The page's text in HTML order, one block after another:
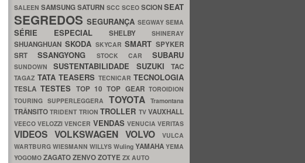
SALEENSAMSUNGSATURN SCC SCEO SCIONSEAT
SEGREDOSSEGURANÇA SEGWAYSEMA
SÉRIE ESPECIAL SHELBY SHINERAY
SHUANGHUAN SKODA SKYCARSMART SPYKER
SRTSSANGYONG STOCK CAR SUBARU
SUNDOWNSUSTENTABILIDADE SUZUKITAC
TAGAZ TATA TEASERS TECNICAR TECNOLOGIA
TESLATESTES TOP 10TOP GEARTOROIDION
TOURING SUPPERLEGGERA TOYOTATramontana
TRÂNSITOTRIDENT TRIONTROLLER TVVAUXHALL
VEECOVELOZZIVENCER VENDAS VENUCIAVERITAS
VIDEOS VOLKSWAGEN VOLVO
VULCA
WARTBURG WIESMANN WILLYS Wuling YAMAHA YEMA
YOGOMO ZAGATOZENVOZOTYE ZX AUTO